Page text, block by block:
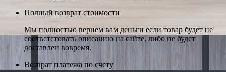
Полный возврат стоимости
Мы полностью вернем вам деньги если товар будет не
соответстовать описанию на сайте, либо не будет
доставлен вовремя.
Возврат платежа по счету